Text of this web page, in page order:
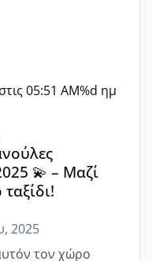
05:51 AM%d ημ
2025 💫 – Μαζί
💫 – Μαζί
2025
τον χώρο